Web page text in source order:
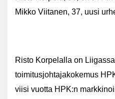
Mikko Viitanen, 37, uusi
Risto Korpelalla on
toimitusjohtajakokemus
viisi vuotta HPK:n